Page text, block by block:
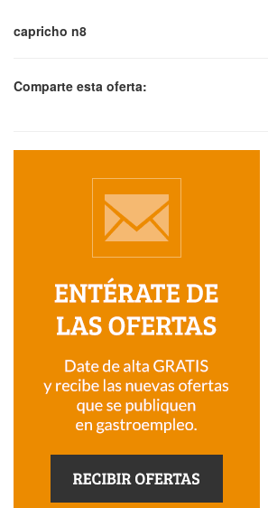
capricho n8
Comparte esta oferta: